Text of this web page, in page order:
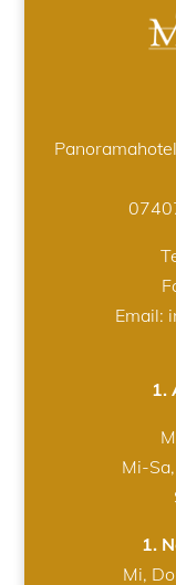
Email:
1.
Mi-
1.
Mi,